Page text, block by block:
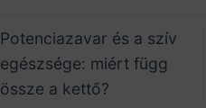
Potenciazavar és a szív
egészsége: miért függ
össze a kettő?